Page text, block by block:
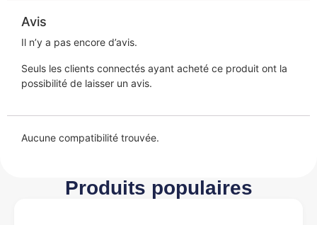
Avis
Il n’y a pas encore d’avis.
Seuls les clients connectés ayant acheté ce produit ont la
possibilité de laisser un avis.
Aucune compatibilité trouvée.
Produits populaires